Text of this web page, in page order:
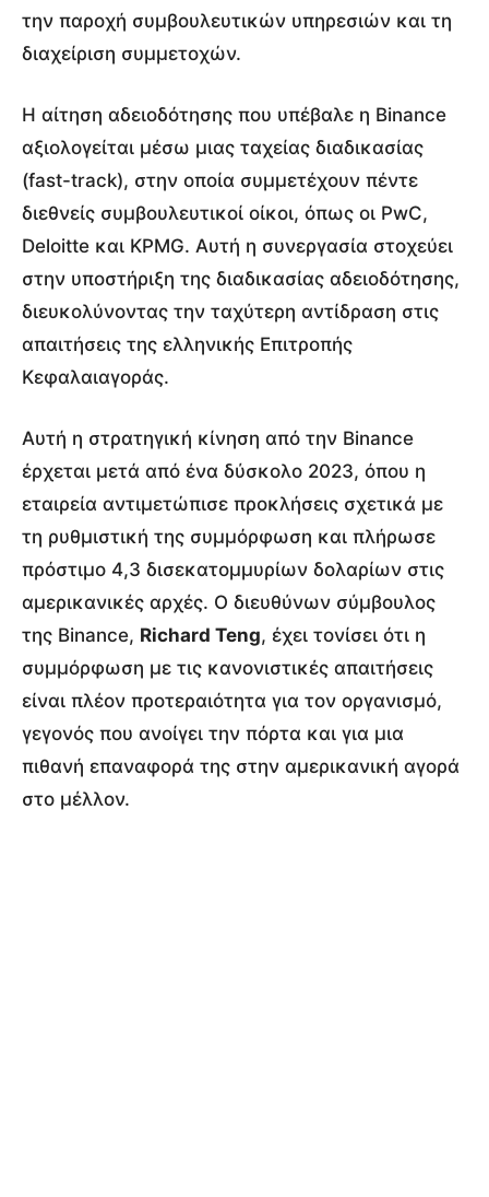
την παροχή συμβουλευτικών υπηρεσιών και τη
διαχείριση συμμετοχών.
Η αίτηση αδειοδότησης που υπέβαλε η Binance
αξιολογείται μέσω μιας ταχείας διαδικασίας
(fast-track), στην οποία συμμετέχουν πέντε
διεθνείς συμβουλευτικοί οίκοι, όπως οι PwC,
Deloitte και KPMG. Αυτή η συνεργασία στοχεύει
στην υποστήριξη της διαδικασίας αδειοδότησης,
διευκολύνοντας την ταχύτερη αντίδραση στις
απαιτήσεις της ελληνικής Επιτροπής
Κεφαλαιαγοράς.
Αυτή η στρατηγική κίνηση από την Binance
έρχεται μετά από ένα δύσκολο 2023, όπου η
εταιρεία αντιμετώπισε προκλήσεις σχετικά με
τη ρυθμιστική της συμμόρφωση και πλήρωσε
πρόστιμο 4,3 δισεκατομμυρίων δολαρίων στις
αμερικανικές αρχές. Ο διευθύνων σύμβουλος
της Binance, Richard Teng, έχει τονίσει ότι η
συμμόρφωση με τις κανονιστικές απαιτήσεις
είναι πλέον προτεραιότητα για τον οργανισμό,
γεγονός που ανοίγει την πόρτα και για μια
πιθανή επαναφορά της στην αμερικανική αγορά
στο μέλλον.